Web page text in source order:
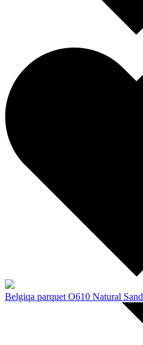
Belgiqa parquet O610 Natural Sand